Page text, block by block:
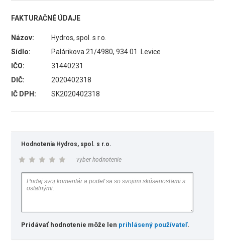
FAKTURAČNÉ ÚDAJE
Názov:
Hydros, spol. s r.o.
Sídlo:
Palárikova 21/4980, 934 01 Levice
IČO:
31440231
DIČ:
2020402318
IČ DPH:
SK2020402318
Hodnotenia Hydros, spol. s r.o.
vyber hodnotenie
Pridávať hodnotenie môže len prihlásený používateľ.